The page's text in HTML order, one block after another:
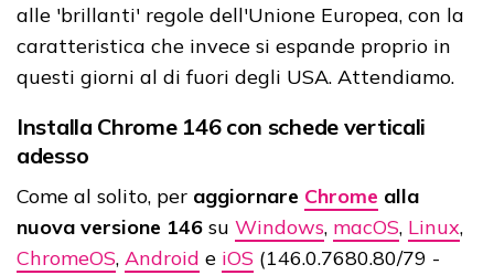
alle 'brillanti' regole dell'Unione Europea, con la
caratteristica che invece si espande proprio in
questi giorni al di fuori degli USA. Attendiamo.
Installa Chrome 146 con schede verticali
adesso
Come al solito, per aggiornare Chrome alla
nuova versione 146 su Windows, macOS, Linux,
ChromeOS, Android e iOS (146.0.7680.80/79 -